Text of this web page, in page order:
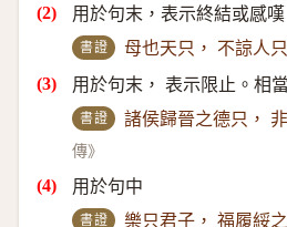
用於句末，表示終結或感嘆
書證 母也天只， 不諒人
用於句末， 表示限止。相當
書證 諸侯歸晉之德只，
傳》
用於句中
書證 樂只君子， 福履綏之